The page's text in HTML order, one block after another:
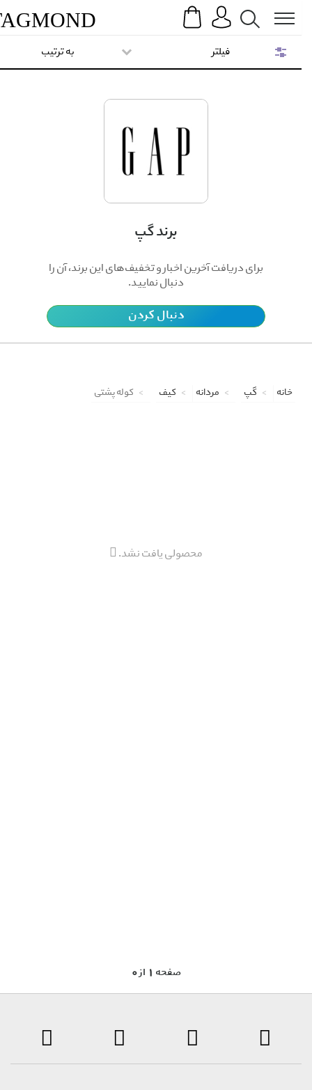
Search
TAGMOND
برند گپ
برای دریافت آخرین اخبار و تخفیف‌های این برند، آن را
دنبال نمایید.
دنبال کردن
به ترتیب
خانه گپ مردانه کیف کوله پشتی
محصولی یافت نشد.
0 صفحه 1 از
فیلتر